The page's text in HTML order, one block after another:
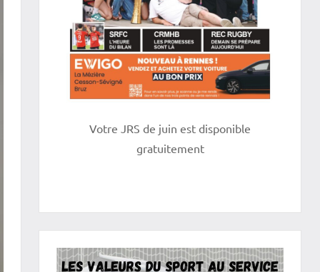
Votre JRS de juin est disponible
gratuitement